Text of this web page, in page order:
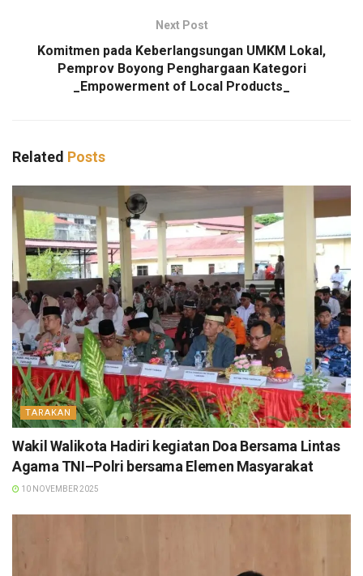
Next Post
Komitmen pada Keberlangsungan UMKM Lokal,
Pemprov Boyong Penghargaan Kategori
_Empowerment of Local Products_
Related Posts
TARAKAN
Wakil Walikota Hadiri kegiatan Doa Bersama Lintas
Agama TNI–Polri bersama Elemen Masyarakat
10 NOVEMBER 2025